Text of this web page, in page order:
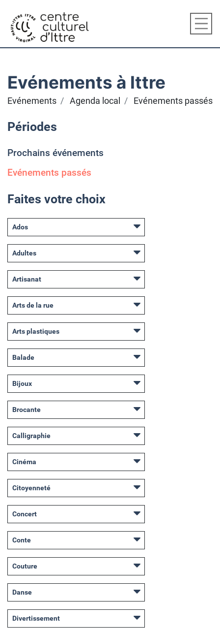
Evénements à Ittre
Evénements Agenda local Evénements passés
Périodes
Prochains événements
Evénements passés
Faites votre choix
Ados
Adultes
Artisanat
Arts de la rue
Arts plastiques
Balade
Bijoux
Brocante
Calligraphie
Cinéma
Citoyenneté
Concert
Conte
Couture
Danse
Divertissement